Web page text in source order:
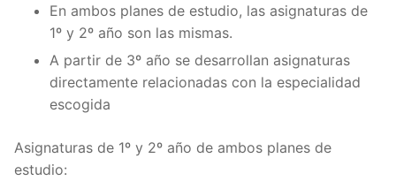
En ambos planes de estudio, las asignaturas de
1º y 2º año son las mismas.
A partir de 3º año se desarrollan asignaturas
directamente relacionadas con la especialidad
escogida
Asignaturas de 1º y 2º año de ambos planes de
estudio: